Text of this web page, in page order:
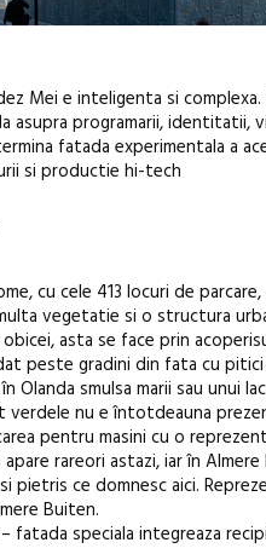
Mei e inteligenta si
programarii, identitatii,
fatada experimentala a
si productie hi-tech
cu cele 413 locuri de
vegetatie si o structura
asta se face prin
peste gradini din fata cu
Olanda smulsa marii sau unui
verdele nu e întotdeauna
pentru masini cu o
rareori astazi, iar în
pietris ce domnesc aici.
Buiten.
fatada speciala integreaza